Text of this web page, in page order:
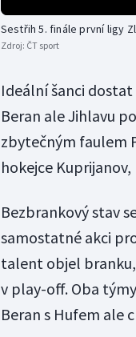
Sestřih 5. finále první ligy
Zdroj: ČT sport
Ideální šanci
Beran ale Jihlavu
zbytečným faulem
hokejce
Bezbrankový stav
samostatné akci
talent objel
v play-off. Oba
Beran s Hufem ale